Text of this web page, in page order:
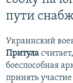
пути
Украинский
Притула
боеспособная
принять